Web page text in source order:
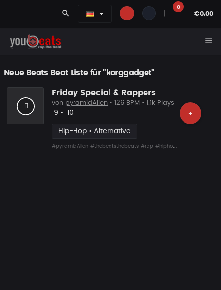
search
0
€0.00
menu
Neue Beats Beat Liste für "korggadget"
Friday Special & Rappers
+
von pyramidAlien • 126 BPM • 1.1k Plays
Likes
9 • Vorgeschlagen
10
Hip-Hop • Alternative
#pyramidAlien #thebeatsthebeats #rap #hiphop